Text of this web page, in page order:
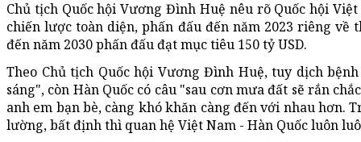
Chủ tịch Quốc hội Vương Đình Huệ nêu rõ Quốc hội
chiến lược toàn diện, phấn đấu đến năm 2023 riêng về
đến năm 2030 phấn đấu đạt mục tiêu 150 tỷ USD.
Theo Chủ tịch Quốc hội Vương Đình Huệ, tuy dịch
sáng", còn Hàn Quốc có câu "sau cơn mưa đất sẽ rắn
anh em bạn bè, càng khó khăn càng đến với nhau
lường, bất định thì quan hệ Việt Nam - Hàn Quốc luôn